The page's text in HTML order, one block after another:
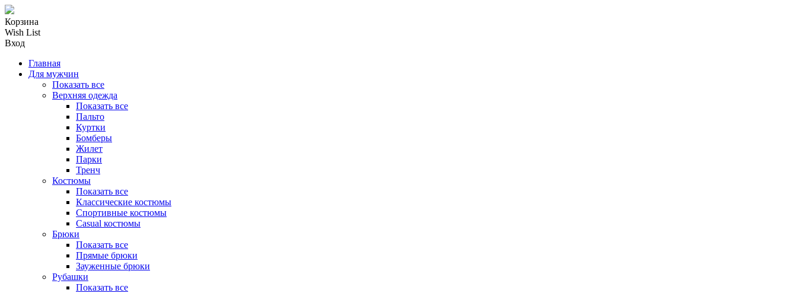
Корзина
Wish List
Вход
Главная
Для мужчин
Показать все
Верхняя одежда
Показать все
Пальто
Куртки
Бомберы
Жилет
Парки
Тренч
Костюмы
Показать все
Классические костюмы
Спортивные костюмы
Casual костюмы
Брюки
Показать все
Прямые брюки
Зауженные брюки
Рубашки
Показать все